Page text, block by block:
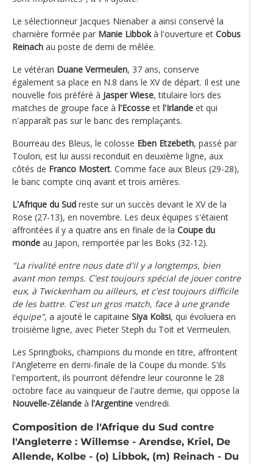
Le sélectionneur Jacques Nienaber a ainsi conservé la
charnière formée par Manie Libbokà l'ouverture et Cobus
Reinach au poste de demi de mêlée.
Le vétéran Duane Vermeulen, 37 ans, conserve
également sa place en N.8 dans le XV de départ. Il est une
nouvelle fois préféré à Jasper Wiese, titulaire lors des
matches de groupe face à l'Ecosse et l'Irlande et qui
n'apparaît pas sur le banc des remplaçants.
Bourreau des Bleus, le colosse Eben Etzebeth, passé par
Toulon, est lui aussi reconduit en deuxième ligne, aux
côtés de Franco Mostert. Comme face aux Bleus (29-28),
le banc compte cinq avant et trois arrières.
L'Afrique du Sud reste sur un succès devant le XV de la
Rose (27-13), en novembre. Les deux équipes s'étaient
affrontées il y a quatre ans en finale de la Coupe du
monde au Japon, remportée par les Boks (32-12).
"La rivalité entre nous date d'il y a longtemps, bien
avant mon temps. C'est toujours spécial de jouer contre
eux, à Twickenham ou ailleurs, et c'est toujours difficile
de les battre. C'est un gros match, face à une grande
équipe", a ajouté le capitaine Siya Kolisi, qui évoluera en
troisième ligne, avec Pieter Steph du Toit et Vermeulen.
Les Springboks, champions du monde en titre, affrontent
l'Angleterre en demi-finale de la Coupe du monde. S'ils
l'emportent, ils pourront défendre leur couronne le 28
octobre face au vainqueur de l'autre demie, qui oppose la
Nouvelle-Zélande à l'Argentine vendredi.
Composition de l'Afrique du Sud contre
l'Angleterre : Willemse - Arendse, Kriel, De
Allende, Kolbe - (o) Libbok, (m) Reinach - Du